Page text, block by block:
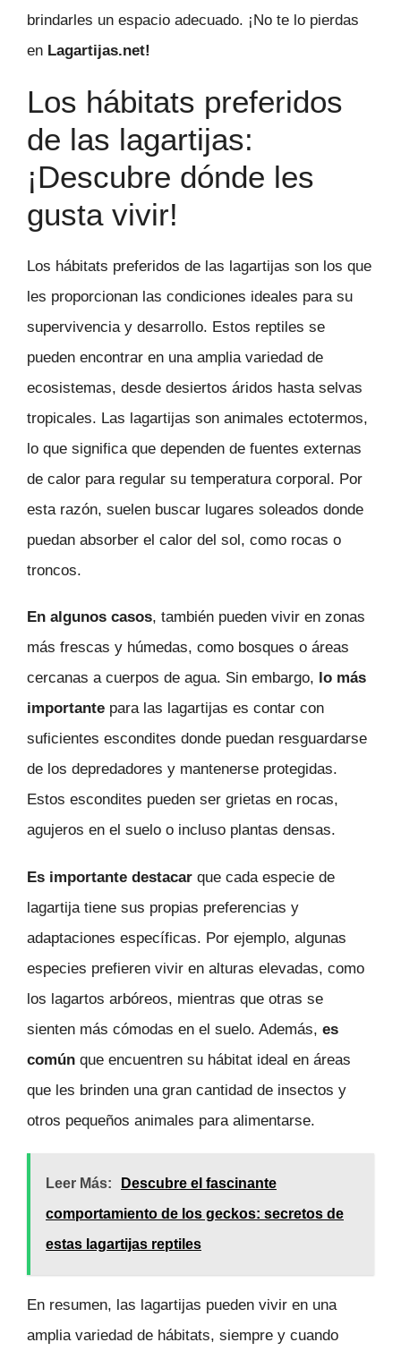
brindarles un espacio adecuado. ¡No te lo pierdas
en Lagartijas.net!
Los hábitats preferidos
de las lagartijas:
¡Descubre dónde les
gusta vivir!
Los hábitats preferidos de las lagartijas son los que
les proporcionan las condiciones ideales para su
supervivencia y desarrollo. Estos reptiles se
pueden encontrar en una amplia variedad de
ecosistemas, desde desiertos áridos hasta selvas
tropicales. Las lagartijas son animales ectotermos,
lo que significa que dependen de fuentes externas
de calor para regular su temperatura corporal. Por
esta razón, suelen buscar lugares soleados donde
puedan absorber el calor del sol, como rocas o
troncos.
En algunos casos, también pueden vivir en zonas
más frescas y húmedas, como bosques o áreas
cercanas a cuerpos de agua. Sin embargo, lo más
importante para las lagartijas es contar con
suficientes escondites donde puedan resguardarse
de los depredadores y mantenerse protegidas.
Estos escondites pueden ser grietas en rocas,
agujeros en el suelo o incluso plantas densas.
Es importante destacar que cada especie de
lagartija tiene sus propias preferencias y
adaptaciones específicas. Por ejemplo, algunas
especies prefieren vivir en alturas elevadas, como
los lagartos arbóreos, mientras que otras se
sienten más cómodas en el suelo. Además, es
común que encuentren su hábitat ideal en áreas
que les brinden una gran cantidad de insectos y
otros pequeños animales para alimentarse.
Leer Más:
Descubre el fascinante
comportamiento de los geckos: secretos de
estas lagartijas reptiles
En resumen, las lagartijas pueden vivir en una
amplia variedad de hábitats, siempre y cuando